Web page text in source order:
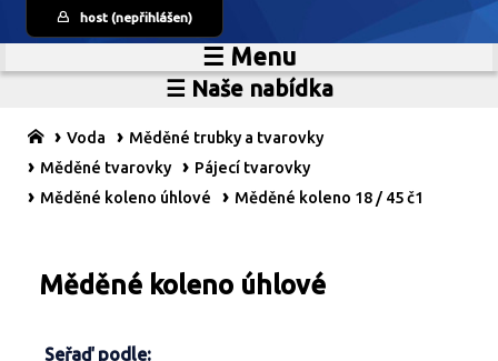
host (nepřihlášen)
☰ Menu
☰ Naše nabídka
Fotovoltaické systémy
Voda
Měděné trubky a tvarovky
Měděné tvarovky
Pájecí tvarovky
Měděné koleno úhlové
Měděné koleno 18 / 45 č1
Měděné koleno úhlové
Seřaď podle: